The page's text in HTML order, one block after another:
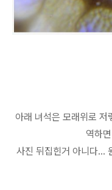
아래 녀석은 모래위로 저
역하
사진 뒤집힌거 아니다...